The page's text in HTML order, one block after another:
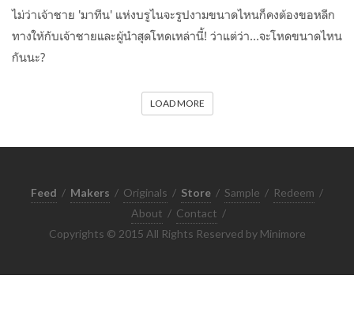
ไม่ว่าเจ้าชาย 'มาทีน' แห่งบรูไนจะรูปงามขนาดไหนก็คงต้องขอหลีก
ทางให้กับเจ้าชายและผู้นำสุดโหดเหล่านี้! ว่าแต่ว่า...จะโหดขนาดไหน
กันนะ?
LOAD MORE
Feed / Makers / Originals / Store / Sample / Redeem /
About / Contact /
Copyrights © 2015 All Rights Reserved by Minimore